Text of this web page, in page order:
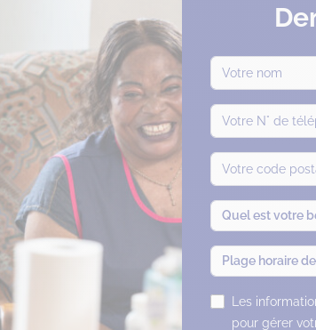
Quel est votre
Plage horaire
Les
pour gérer